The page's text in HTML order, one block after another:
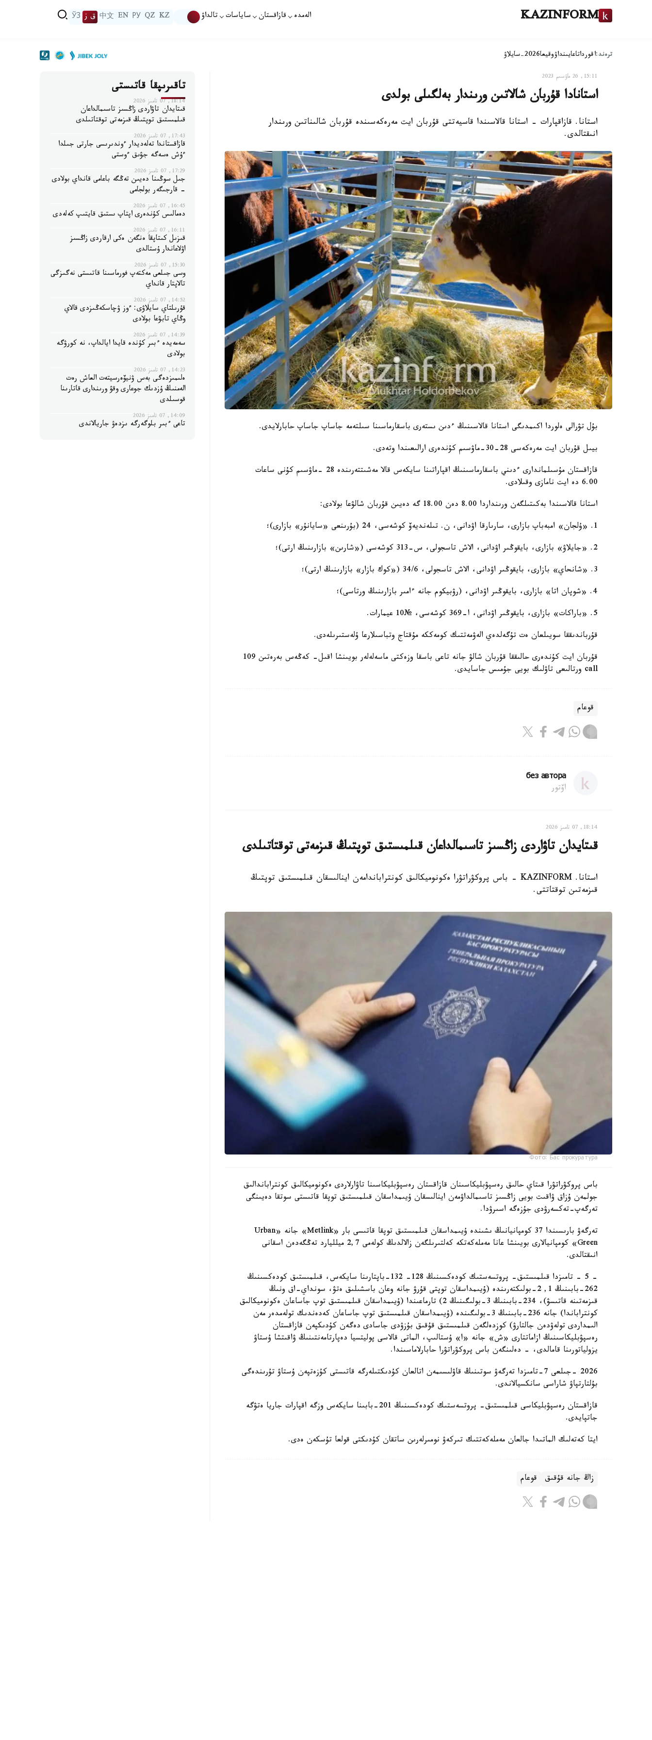
KAZINFORM الەمدە قازاقستان ساياسات تالداۋ KZ
QZ
РУ
EN
中文 ق ز ЎЗ
ترەند:اقورداتاعايىنداۋوقيعا2026-سايلاۋ
15:11, 26 ماۋسىم 2023
استانادا قۇربان شالاتىن ورىندار بەلگىلى بولدى
استانا. قازاقپارات - استانا قالاسىندا قاسيەتتى قۇربان ايت مەرەكەسىندە قۇربان شالىناتىن ورىندار
انىقتالدى.
بۇل تۋرالى ەلوردا اكىمدىگى استانا قالاسىنىڭ ءدىن ىستەرى باسقارماسىنا سىلتەمە جاساپ جاساپ حابارلايدى.
بيىل قۇربان ايت مەرەكەسى 28-30-ماۋسىم كۇندەرى ارالىعىندا وتەدى.
قازاقستان مۇسىلماندارى ءدىني باسقارماسىنىڭ اقپاراتىنا سايكەس قالا مەشىتتەرىندە 28 -ماۋسىم كۇنى ساعات
6.00 دە ايت نامازى وقىلادى.
استانا قالاسىندا بەكىتىلگەن ورىنداردا 8.00 دەن 18.00 گە دەيىن قۇربان شالۋعا بولادى:
1. «ۇلجان» امبەباپ بازارى، سارىارقا اۋدانى، ن. تىلەنديەۆ كوشەسى، 24 (بۇرىنعى «سايانۇر» بازارى)؛
2. «جايلاۋ» بازارى، بايقوڭىر اۋدانى، الاش تاسجولى، س-313 كوشەسى («شارىن» بازارىنىڭ ارتى)؛
3. «شانحاي» بازارى، بايقوڭىر اۋدانى، الاش تاسجولى، 34/6 («كوك بازار» بازارىنىڭ ارتى)؛
4. «شوپان اتا» بازارى، بايقوڭىر اۋدانى، (رۋبيكوم جانە ءامىر بازارىنىڭ ورتاسى)؛
5. «باراكات» بازارى، بايقوڭىر اۋدانى، ا-369 كوشەسى، №10 عيمارات.
قۇرباندىققا سويىلعان ەت تۇگەلدەي الەۋمەتتىك كومەككە مۇقتاج وتباسىلارعا ۇلەستىرىلەدى.
قۇربان ايت كۇندەرى حالىققا قۇربان شالۋ جانە تاعى باسقا وزەكتى ماسەلەلەر بويىنشا اقىل- كەڭەس بەرەتىن 109
call ورتالىعى تاۋلىك بويى جۇمىس جاسايدى.
قوعام
без автора
اۆتور
18:14, 07 تامىز 2026
قىتايدان تاۋاردى زاڭسىز تاسىمالداعان قىلمىستىق توپتىڭ قىزمەتى توقتاتىلدى
استانا. KAZINFORM - باس پروكۋراتۋرا ەكونوميكالىق كونتراباندامەن اينالىسقان قىلمىستىق توپتىڭ
قىزمەتىن توقتاتتى.
Фото: Бас прокуратура
باس پروكۋراتۋرا قىتاي حالىق رەسپۋبليكاسىنان قازاقستان رەسپۋبليكاسىنا تاۋارلاردى ەكونوميكالىق كونتراباندالىق
جولمەن ۇزاق ۋاقىت بويى زاڭسىز تاسىمالداۋمەن اينالىسقان ۇيىمداسقان قىلمىستىق توپقا قاتىستى سوتقا دەيىنگى
تەرگەپ-تەكسەرۋدى جۇزەگە اسىرۋدا.
تەرگەۋ بارىسىندا 37 كومپانيانىڭ ىشىندە ۇيىمداسقان قىلمىستىق توپقا قاتىسى بار «Metlink» جانە «Urban
Green» كومپانيالارى بويىنشا عانا مەملەكەتكە كەلتىرىلگەن زالالدىڭ كولەمى 2,7 ميلليارد تەڭگەدەن اسقانى
انىقتالدى.
- 5 - تامىزدا قىلمىستىق- پروتسەستىك كودەكسىنىڭ 128- 132-باپتارىنا سايكەس، قىلمىستىق كودەكسىنىڭ
262-بابىنىڭ 1, 2-بولىكتەرىندە (ۇيىمداسقان توپتى قۇرۋ جانە وعان باسشىلىق ەتۋ، سونداي-اق ونىڭ
قىزمەتىنە قاتىسۋ)، 234-بابىنىڭ 3-بولىگىنىڭ 2) تارماعىندا (ۇيىمداسقان قىلمىستىق توپ جاساعان ەكونوميكالىق
كونتراباندا) جانە 236-بابىنىڭ 3-بولىگىندە (ۇيىمداسقان قىلمىستىق توپ جاساعان كەدەندىك تولەمدەر مەن
الىمداردى تولەۋدەن جالتارۋ) كوزدەلگەن قىلمىستىق قۇقىق بۇزۋدى جاسادى دەگەن كۇدىكپەن قازاقستان
رەسپۋبليكاسىنىڭ ازاماتتارى «ش» جانە «ا» ۇستالىپ، الماتى قالاسى پوليتسيا دەپارتامەنتىنىڭ ۋاقىتشا ۇستاۋ
يزولياتورىنا قامالدى، - دەلىنگەن باس پروكۋراتۋرا حابارلاماسىندا.
2026 -جىلعى 7-تامىزدا تەرگەۋ سوتىنىڭ قاۋلىسىمەن اتالعان كۇدىكتىلەرگە قاتىستى كۇزەتپەن ۇستاۋ تۇرىندەگى
بۇلتارتپاۋ شاراسى سانكسيالاندى.
قازاقستان رەسپۋبليكاسى قىلمىستىق- پروتسەستىك كودەكسىنىڭ 201-بابىنا سايكەس وزگە اقپارات جاريا ەتۋگە
جاتپايدى.
ايتا كەتەلىك الماتىدا جالعان مەملەكەتتىك تىركەۋ نومىرلەرىن ساتقان كۇدىكتى قولعا تۇسكەن ەدى.
زاڭ جانە قۇقىق قوعام
تاقىرىپقا قاتىستى
18:14, 07 تامىز 2026
قىتايدان تاۋاردى زاڭسىز تاسىمالداعان
قىلمىستىق توپتىڭ قىزمەتى توقتاتىلدى
17:43, 07 تامىز 2026
قازاقستاندا تەلەديدار ءوندىرىسى جارتى جىلدا
ءۇش ەسەگە جۋىق ءوستى
17:29, 07 تامىز 2026
جىل سوڭىنا دەيىن تەڭگە باعامى قانداي بولادى
- قارجىگەر بولجامى
16:45, 07 تامىز 2026
دەمالىس كۇندەرى اپتاپ ىستىق قايتىپ كەلەدى
16:11, 07 تامىز 2026
قىزىل كىتاپقا ەنگەن ەكى ارقاردى زاڭسىز
اۋلاعاندار ۇستالدى
15:30, 07 تامىز 2026
وسى جىلعى مەكتەپ فورماسىنا قاتىستى نەگىزگى
تالاپتار قانداي
14:52, 07 تامىز 2026
قۇرىلتاي سايلاۋى: ءوز ۋچاسكەڭىزدى قالاي
وڭاي تابۋعا بولادى
14:39, 07 تامىز 2026
سەمەيدە ءبىر كۇندە قايدا ايالداپ، نە كورۋگە
بولادى
14:23, 07 تامىز 2026
ەلىمىزدەگى بەس ۋنيۆەرسيتەت العاش رەت
الەمنىڭ ۇزدىك جوعارى وقۋ ورىندارى قاتارىنا
قوسىلدى
14:09, 07 تامىز 2026
تاعى ءبىر بلوگەرگە ىزدەۋ جاريالاندى